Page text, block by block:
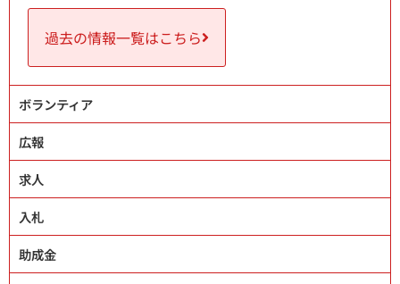
過去の情報一覧はこちら
ボランティア
広報
求人
入札
助成金